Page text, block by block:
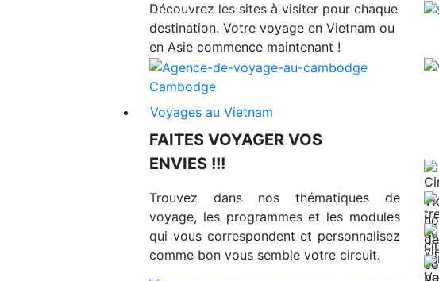
Découvrez les sites à visiter pour chaque
destination. Votre voyage en Vietnam ou
en Asie commence maintenant !
Cambodge
Voyages au Vietnam
FAITES VOYAGER VOS
ENVIES !!!
Trouvez dans nos thématiques de
voyage, les programmes et les modules
qui vous correspondent et personnalisez
comme bon vous semble votre circuit.